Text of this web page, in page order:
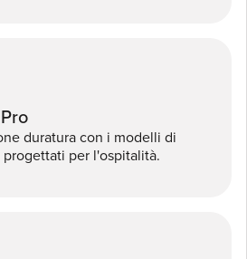
duratura con i modelli di
per l'ospitalità.